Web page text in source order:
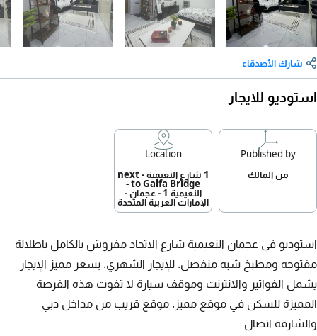
شارك الأصدقاء
استوديو للايجار
Published by
من المالك
Location
1 شارع النعيمية - next
to Galfa Bridge -
النعيمية 1 - عجمان -
الإمارات العربية المتحدة
استوديو في عجمان النعيمية شارع الاتحاد مفروش بالكامل باطلالة
مفتوحه ومطبخ شبه منفصل. للإيجار الشهري. بسعر مميز الإيجار
يشمل الفواتير والانترنت وموقف سيارة لا تفوت هذه الفرصة
المميزة للسكن في موقع مميز. موقع قريب من مداخل دبي
والشارقة اتصال